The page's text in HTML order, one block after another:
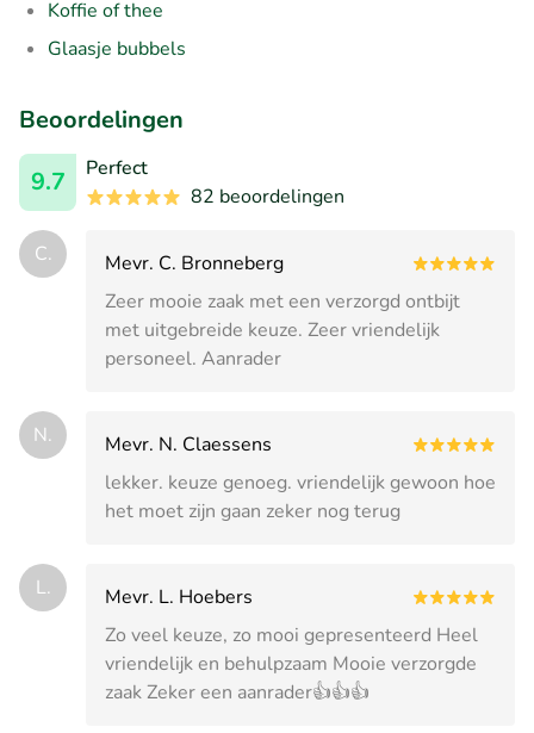
Koffie of thee
Glaasje bubbels
Beoordelingen
9.7
Perfect
82 beoordelingen
C.
Mevr. C. Bronneberg
Zeer mooie zaak met een verzorgd ontbijt
met uitgebreide keuze. Zeer vriendelijk
personeel. Aanrader
N.
Mevr. N. Claessens
lekker. keuze genoeg. vriendelijk gewoon hoe
het moet zijn gaan zeker nog terug
L.
Mevr. L. Hoebers
Zo veel keuze, zo mooi gepresenteerd Heel
vriendelijk en behulpzaam Mooie verzorgde
zaak Zeker een aanrader👍👍👍